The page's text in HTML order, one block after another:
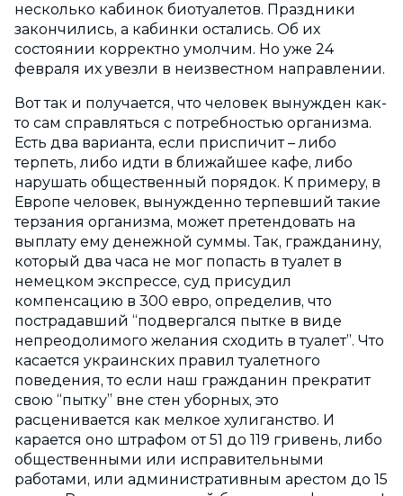
несколько кабинок биотуалетов. Праздники
закончились, а кабинки остались. Об их
состоянии корректно умолчим. Но уже 24
февраля их увезли в неизвестном направлении.
Вот так и получается, что человек вынужден как-
то сам справляться с потребностью организма.
Есть два варианта, если приспичит – либо
терпеть, либо идти в ближайшее кафе, либо
нарушать общественный порядок. К примеру, в
Европе человек, вынужденно терпевший такие
терзания организма, может претендовать на
выплату ему денежной суммы. Так, гражданину,
который два часа не мог попасть в туалет в
немецком экспрессе, суд присудил
компенсацию в 300 евро, определив, что
пострадавший “подвергался пытке в виде
непреодолимого желания сходить в туалет”. Что
касается украинских правил туалетного
поведения, то если наш гражданин прекратит
свою “пытку” вне стен уборных, это
расценивается как мелкое хулиганство. И
карается оно штрафом от 51 до 119 гривень, либо
общественными или исправительными
работами, или административным арестом до 15